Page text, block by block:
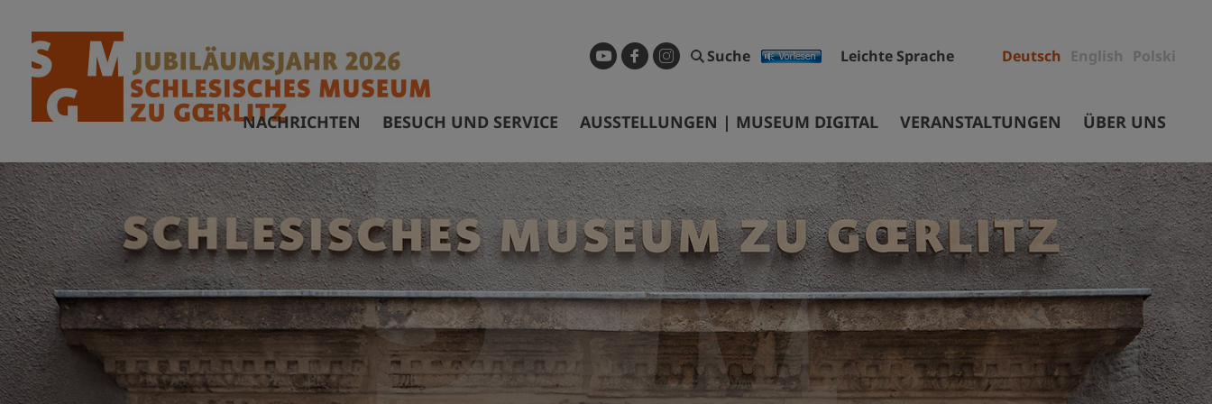
Suche Leichte Sprache Deutsch English Polski
NACHRICHTEN BESUCH UND SERVICE
Öffnungszeiten & Eintrittspreise
Führungen & Preise
Anfahrt
Barrierefreiheit
Bibliothek
Vermietung Tagungsräume
Anfragen und Recherchen
AUSSTELLUNGEN | MUSEUM DIGITAL
Dauerausstellung
Sonderausstellungen
Museum digital
Geschichtspfad Görlitz/Zgorzelec
Wanderausstellungen
VERANSTALTUNGEN ÜBER UNS
Mitarbeiter
Projekte
Ausschreibungen
Sammlungen
Museumsgebäude
Stiftung
Auftrag und Geschichte
Partner